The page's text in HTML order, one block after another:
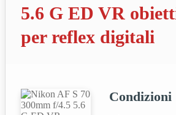
5.6 G ED VR
per reflex digitali
Condizioni